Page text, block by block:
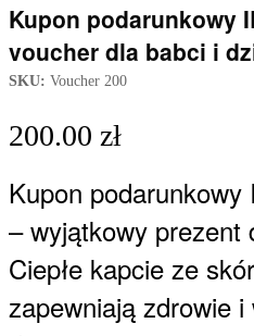
Kupon podarunkowy
voucher dla babci i
SKU: Voucher 200
200.00 zł
Kupon podarunkowy
– wyjątkowy prezent
Ciepłe kapcie ze
zapewniają zdrowie